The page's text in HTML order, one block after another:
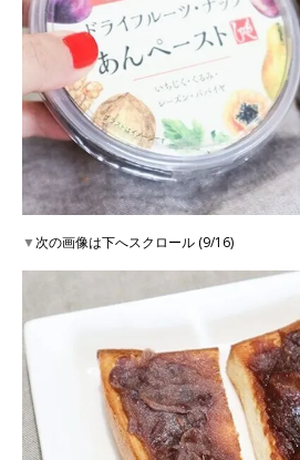
▼次の画像は下へスクロール (9/16)